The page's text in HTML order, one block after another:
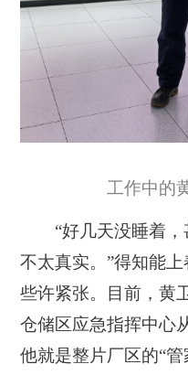
工作中的
“好几天没睡着，
不太真实。”得知能
些许紧张。目前，黄
仓储区应急指挥中心
他就是整片厂区的“